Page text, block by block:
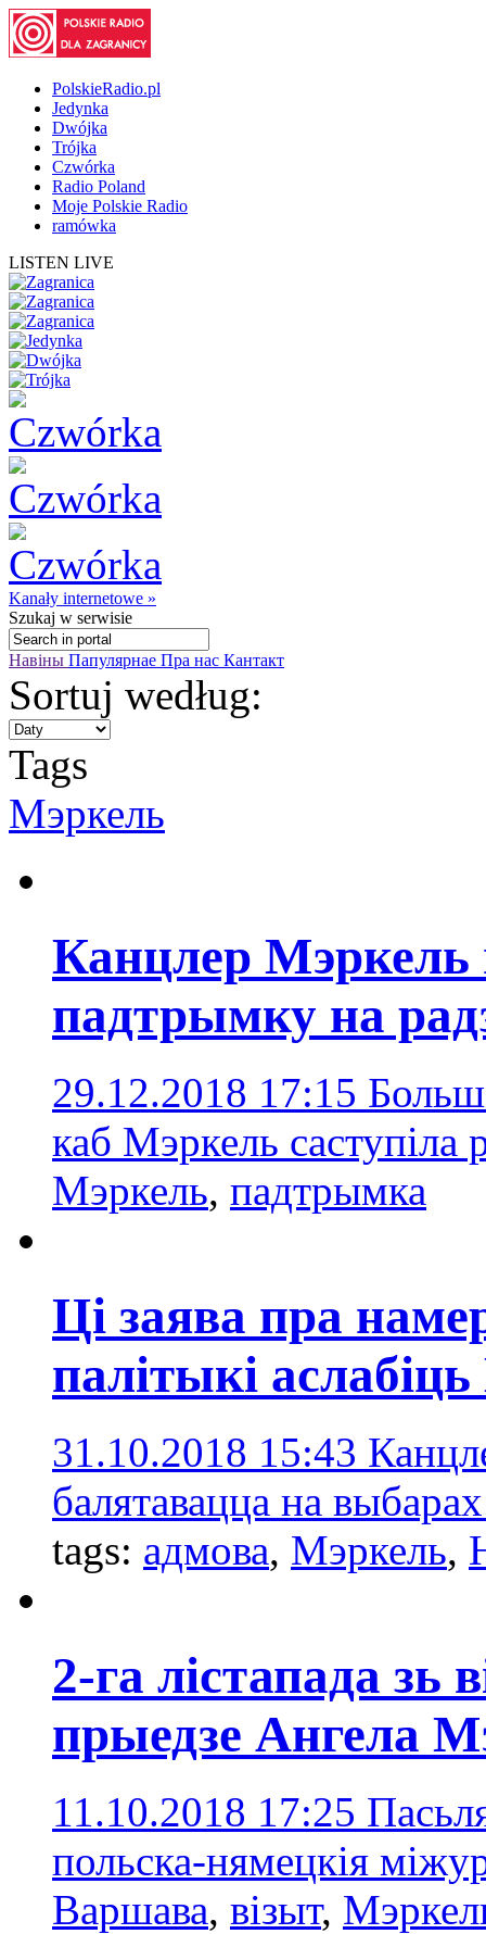
PolskieRadio.pl
Jedynka
Dwójka
Trójka
Czwórka
Radio Poland
Moje Polskie Radio
ramówka
LISTEN LIVE
Kanały internetowe »
Szukaj w serwisie
Навіны Папулярнае Пра нас Кантакт
Sortuj według:
Tags
Мэркель
Канцлер Мэркель
падтрымку на
29.12.2018 17:15
каб Мэркель саступіла
Мэркель, падтрымка
Ці заява пра
палітыкі
31.10.2018 15:43
балятавацца на
tags: адмова, Мэркель,
2-га лістапада
прыедзе Ангела
11.10.2018 17:25
польска-нямецкія
Варшава, візыт,